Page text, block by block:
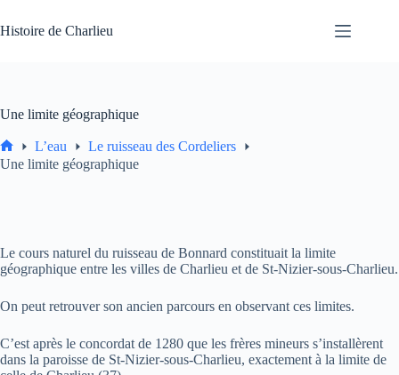
au
contenu
Histoire de Charlieu
Une limite géographique
Accueil
L’eau
Le ruisseau des Cordeliers
Une limite géographique
Le cours naturel du ruisseau de Bonnard constituait la limite
géographique entre les villes de Charlieu et de St-Nizier-sous-Charlieu.
On peut retrouver son ancien parcours en observant ces limites.
C’est après le concordat de 1280 que les frères mineurs s’installèrent
dans la paroisse de St-Nizier-sous-Charlieu, exactement à la limite de